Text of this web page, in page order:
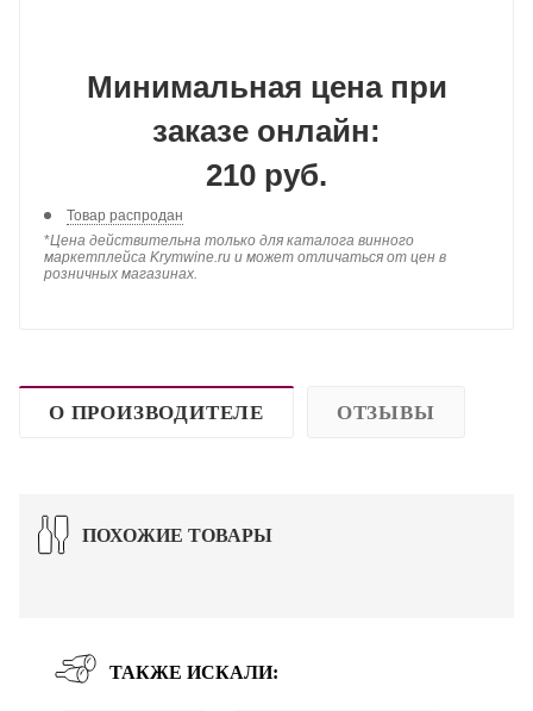
Минимальная цена при
заказе онлайн:
210 руб.
Товар распродан
*Цена действительна только для каталога винного
маркетплейса Krymwine.ru и может отличаться от цен в
розничных магазинах.
О ПРОИЗВОДИТЕЛЕ ОТЗЫВЫ
ПОХОЖИЕ ТОВАРЫ
ТАКЖЕ ИСКАЛИ: